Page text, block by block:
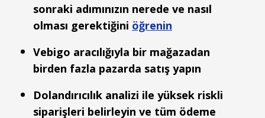
sonraki adımınızın nerede ve nasıl
olması gerektiğini öğrenin
Vebigo aracılığıyla bir mağazadan
birden fazla pazarda satış yapın
Dolandırıcılık analizi ile yüksek riskli
siparişleri belirleyin ve tüm ödeme